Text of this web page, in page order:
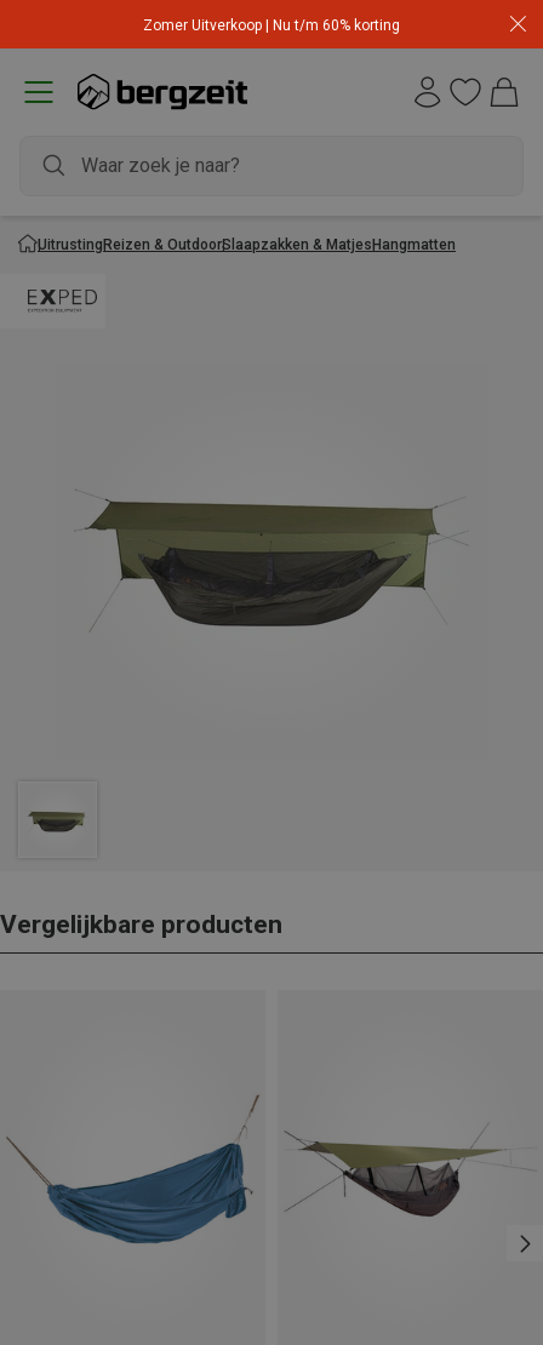
Zomer Uitverkoop | Nu t/m 60% korting
UitrustingReizen & OutdoorSlaapzakken & MatjesHangmatten
Vergelijkbare producten